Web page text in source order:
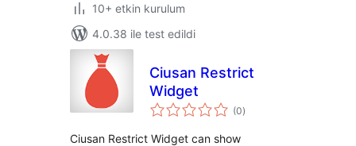
10+ etkin kurulum
4.0.38 ile test edildi
Ciusan Restrict
Widget
(0toplam
puan
)
Ciusan Restrict Widget can show